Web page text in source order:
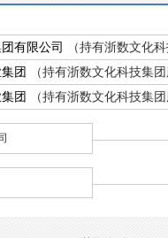
有限公司
（持有浙数文化
团
（持有浙数文化科技集
团 （持有浙数文化科技集